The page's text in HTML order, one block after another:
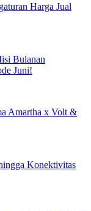
Harga Jual
Bulanan
Juni!
Amartha x Volt &
Konektivitas